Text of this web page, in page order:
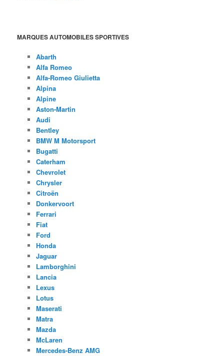
MARQUES AUTOMOBILES SPORTIVES
Abarth
Alfa Romeo
Alfa-Romeo Giulietta
Alpina
Alpine
Aston-Martin
Audi
Bentley
BMW M Motorsport
Bugatti
Caterham
Chevrolet
Chrysler
Citroën
Donkervoort
Ferrari
Fiat
Ford
Honda
Jaguar
Lamborghini
Lancia
Lexus
Lotus
Maserati
Matra
Mazda
McLaren
Mercedes-Benz AMG